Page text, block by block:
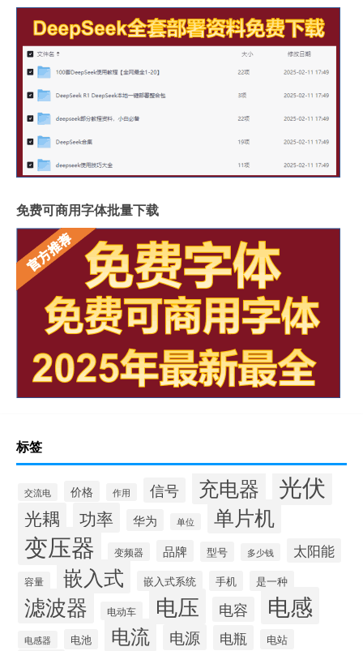
免费可商用字体批量下载
标签
交流电 价格 作用 信号 充电器 光伏
光耦 功率 华为 单位 单片机
变压器 变频器 品牌 型号 多少钱 太阳能
容量 嵌入式 嵌入式系统 手机 是一种
滤波器 电动车 电压 电容 电感
电感器 电池 电流 电源 电瓶 电站